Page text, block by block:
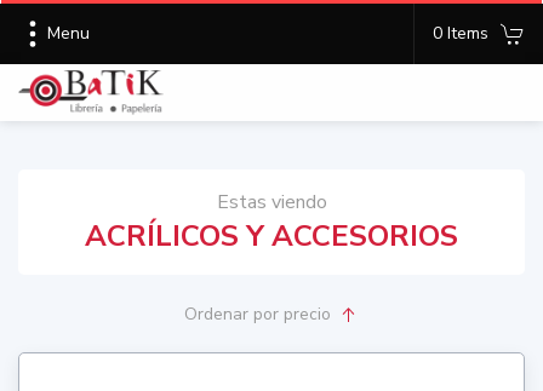
Menu 0 Items
Estas viendo
ACRÍLICOS Y ACCESORIOS
Ordenarpor precio